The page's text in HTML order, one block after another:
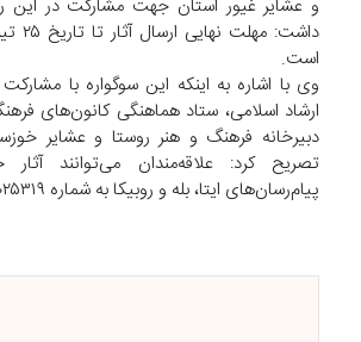
و عشایر غیور استان جهت مشارکت در این
است.
وی با اشاره به اینکه این سوگواره با
ارشاد اسلامی، ستاد هماهنگی کانون‌های
دبیرخانه فرهنگ و هنر روستا و عشایر
تصریح کرد: علاقه‌مندان می‌توانند
پیام‌رسان‌های ایتا، بله و روبیکا به شماره ۰۹۹۹۹۰۲۵۳۱۹ارسال کنند.